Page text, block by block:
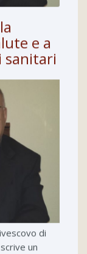
e a
di
un